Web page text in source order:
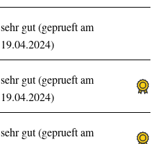
sehr gut (geprueft am
19.04.2024)
sehr gut (geprueft am
19.04.2024)
sehr gut (geprueft am